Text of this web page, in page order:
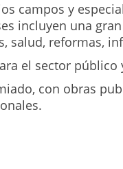
campos y
incluyen una
salud, reformas,
el sector público
con obras